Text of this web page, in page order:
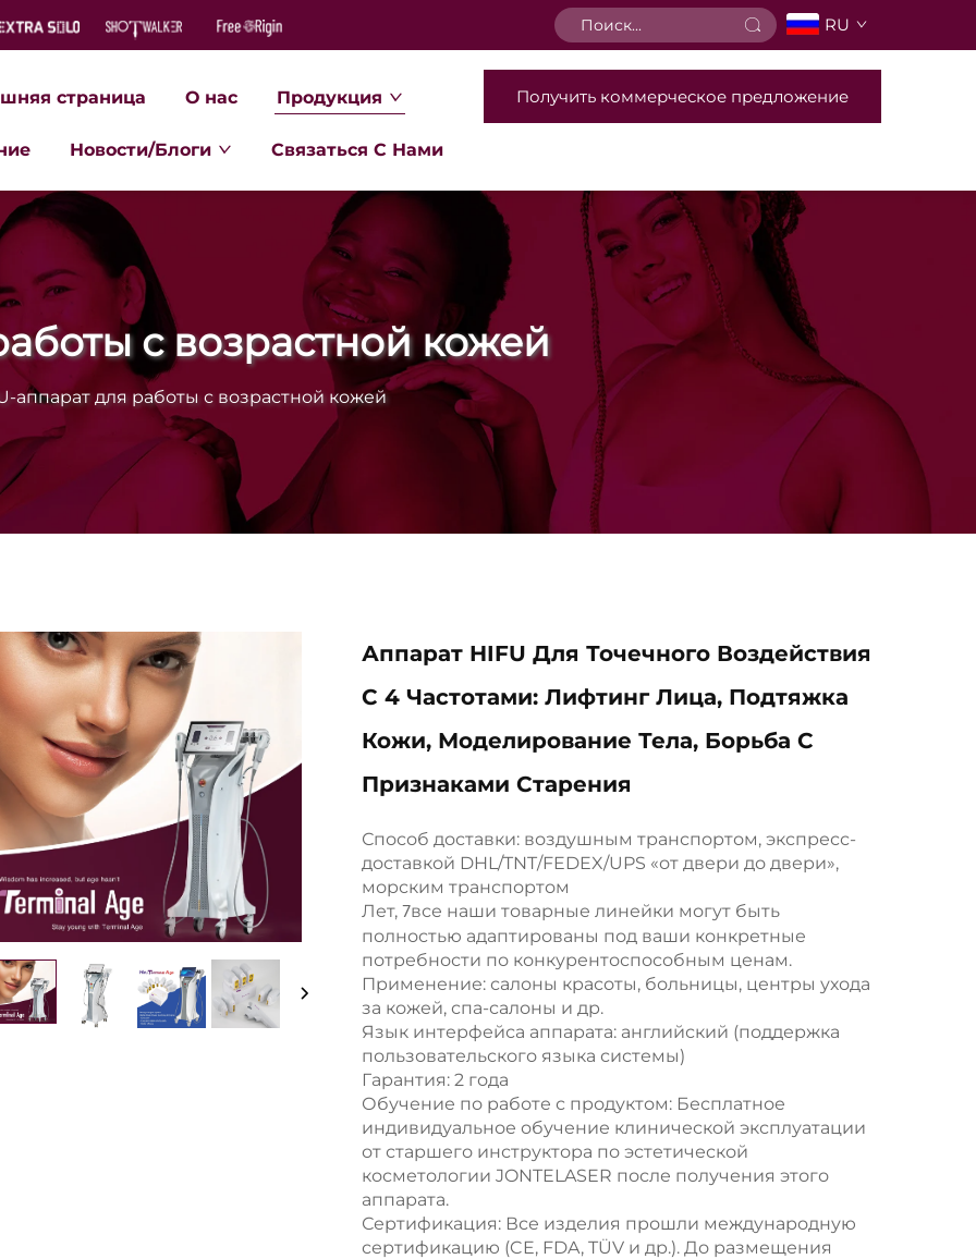
RU
страница О нас Продукция
Новости/Блоги Связаться С Нами
Получить коммерческое предложение
с возрастной кожей
аппарат для работы с возрастной кожей
Аппарат HIFU Для Точечного Воздействия
С 4 Частотами: Лифтинг Лица, Подтяжка
Кожи, Моделирование Тела, Борьба С
Признаками Старения
Способ доставки: воздушным транспортом, экспресс-
доставкой DHL/TNT/FEDEX/UPS «от двери до двери»,
морским транспортом
Лет, 7все наши товарные линейки могут быть
полностью адаптированы под ваши конкретные
потребности по конкурентоспособным ценам.
Применение: салоны красоты, больницы, центры ухода
за кожей, спа-салоны и др.
Язык интерфейса аппарата: английский (поддержка
пользовательского языка системы)
Гарантия: 2 года
Обучение по работе с продуктом: Бесплатное
индивидуальное обучение клинической эксплуатации
от старшего инструктора по эстетической
косметологии JONTELASER после получения этого
аппарата.
Сертификация: Все изделия прошли международную
сертификацию (CE, FDA, TÜV и др.). До размещения